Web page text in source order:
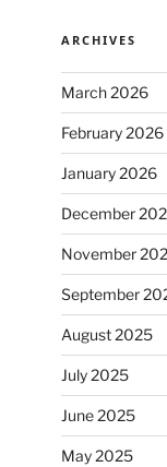
ARCHIVES
March 2026
February 2026
January 2026
December
November
September
August 2025
July 2025
June 2025
May 2025